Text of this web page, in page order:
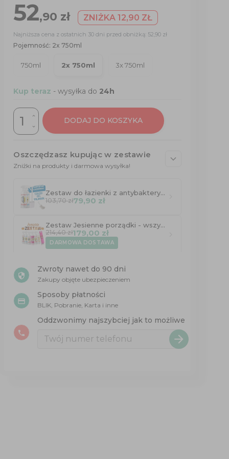
52,90 zł ZNIŻKA 12,90 ZŁ
Najniższa cena z ostatnich 30 dni przed obniżką: 52,90 zł
Pojemność: 2x 750ml
750ml 2x 750ml 3x 750ml
Kup teraz - wysyłka do 24h
DODAJ DO KOSZYKA
Oszczędzasz kupując w zestawie
Zniżki na produkty i darmowa wysyłka!
Zestaw do łazienki z antybakteryjną szczotką i środkami do czyszczenia
103,70 zł79,90 zł
Zestaw Jesienne porządki - wszystko czego potrzebujesz -30% i DARMOWA DOSTAWA!
214,40 zł179,00 zł
DARMOWA DOSTAWA
security
Zwroty nawet do 90 dni
Zakupy objęte ubezpieczeniem
credit_card
Sposoby płatności
BLIK, Pobranie, Karta i inne
phone
Oddzwonimy najszybciej jak to możliwe
arrow_forward